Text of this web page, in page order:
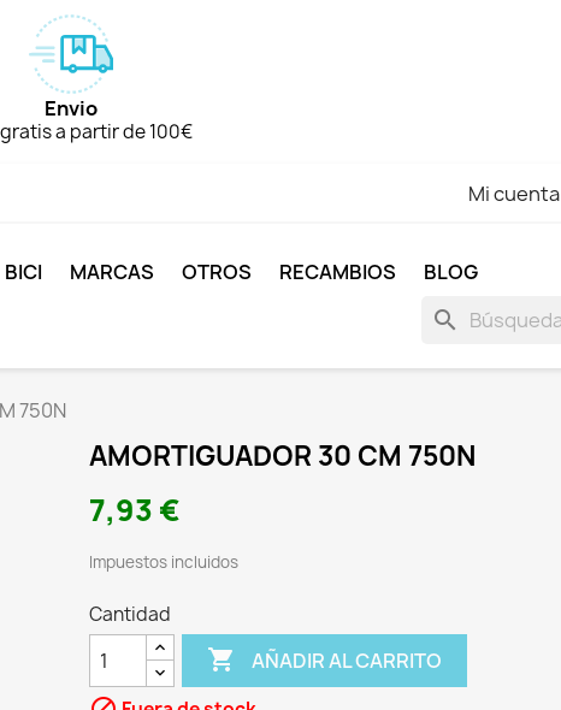
Envio
a partir de 100€
Mi cuenta
BICI MARCAS OTROS RECAMBIOS BLOG
search
750N
AMORTIGUADOR 30 CM 750N
7,93 €
Impuestos incluidos
Cantidad
 AÑADIR AL CARRITO